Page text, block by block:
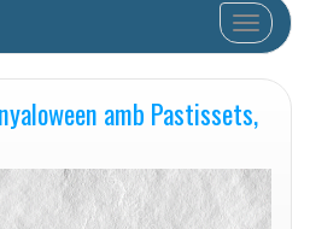
Cambiar
amb Pastissets,